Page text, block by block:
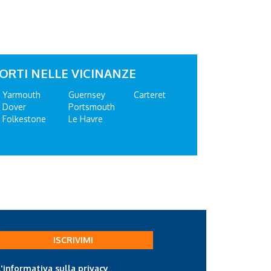
NELLE VICINANZE
Yarmouth
Dover
Folkestone
Guernsey
Portsmouth
Le Havre
Carteret
ISCRIVIMI
sulla privacy